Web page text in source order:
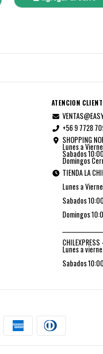
ATENCION
+56 9 7728
SHOPPING
Lunes a
Sabados
Domingos
TIENDA LA
Lunes a
Sabados
Domingos
CHILEXPRESS
Lunes a
Sabados